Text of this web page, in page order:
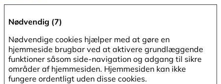
Nødvendig (7)
Nødvendige cookies hjælper med at gøre en
hjemmeside brugbar ved at aktivere grundlæggende
funktioner såsom side-navigation og adgang til sikre
områder af hjemmesiden. Hjemmesiden kan ikke
fungere ordentligt uden disse cookies.